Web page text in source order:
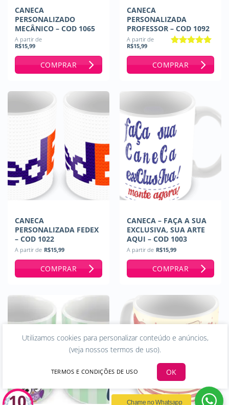
CANECA
PERSONALIZADO
MECÂNICO – COD 1065
A partir de
R$15,99
COMPRAR
CANECA
PERSONALIZADA
PROFESSOR – COD 1092
A partir de
R$15,99
COMPRAR
CANECA
PERSONALIZADA FEDEX
– COD 1022
A partir de R$15,99
COMPRAR
CANECA – FAÇA A SUA
EXCLUSIVA, SUA ARTE
AQUI – COD 1003
A partir de R$15,99
COMPRAR
Chame no Whatsapp
Utilizamos cookies para personalizar conteúdo e anúncios,
(veja nossos termos de uso).
TERMOS E CONDIÇÕES DE USO OK